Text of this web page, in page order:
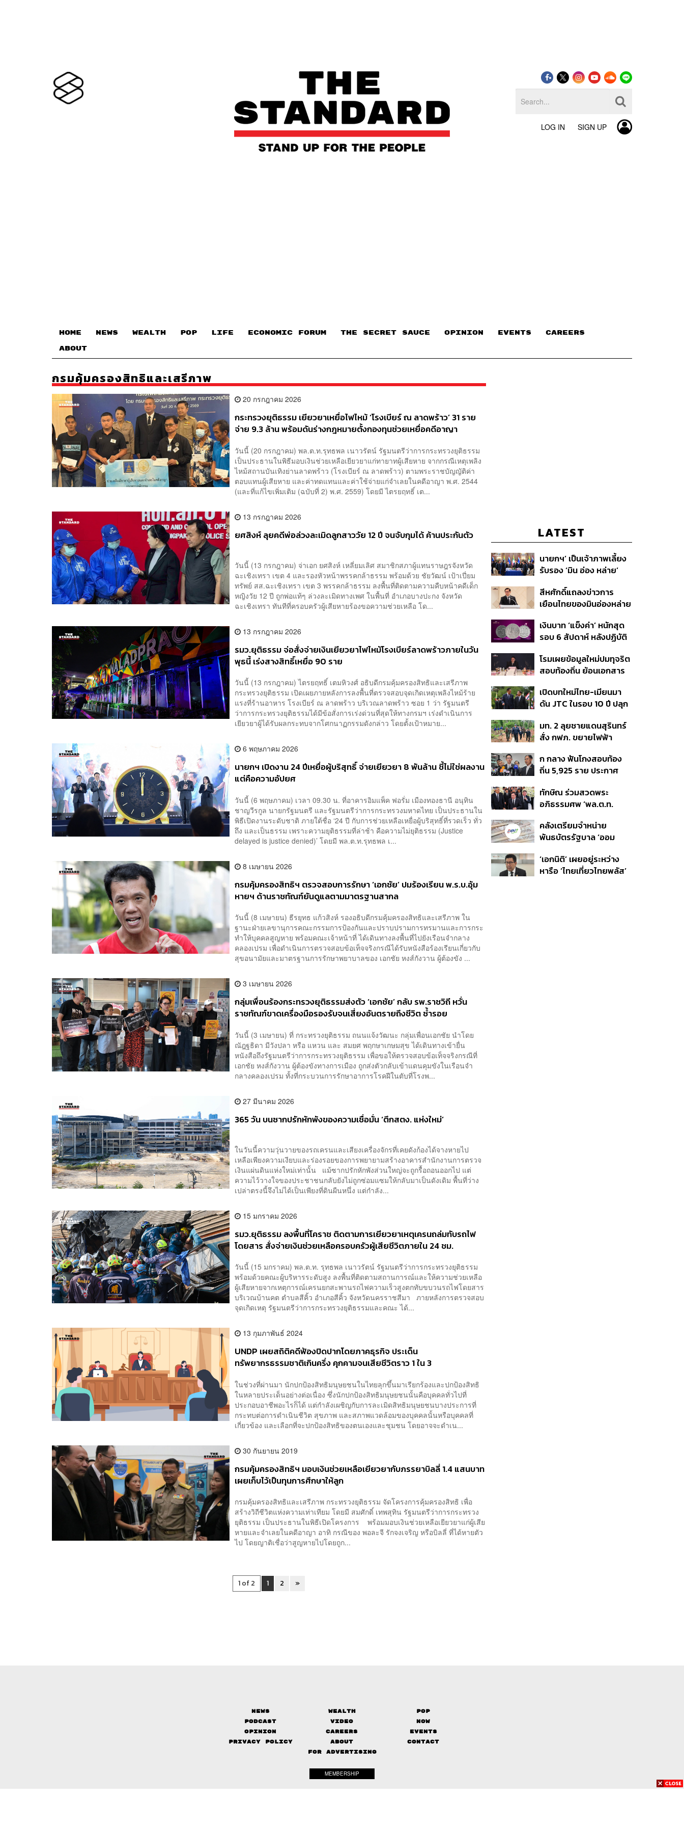
LOG IN SIGN UP
HOME NEWS WEALTH POP LIFE ECONOMIC FORUM THE SECRET SAUCE​ OPINION EVENTS CAREERS
ABOUT
กรมคุ้มครองสิทธิและเสรีภาพ
20 กรกฎาคม 2026
กระทรวงยุติธรรม เยียวยาเหยื่อไฟไหม้ ‘โรงเบียร์ ณ ลาดพร้าว’ 31 ราย
จ่าย 9.3 ล้าน พร้อมดันร่างกฎหมายตั้งกองทุนช่วยเหยื่อคดีอาญา
วันนี้ (20 กรกฎาคม) พล.ต.ท.รุทธพล เนาวรัตน์ รัฐมนตรีว่าการกระทรวงยุติธรรม
เป็นประธานในพิธีมอบเงินช่วยเหลือเยียวยาแก่ทายาทผู้เสียหาย จากกรณีเหตุเพลิง
ไหม้สถานบันเทิงย่านลาดพร้าว (โรงเบียร์ ณ ลาดพร้าว) ตามพระราชบัญญัติค่า
ตอบแทนผู้เสียหาย และค่าทดแทนและค่าใช้จ่ายแก่จำเลยในคดีอาญา พ.ศ. 2544
(และที่แก้ไขเพิ่มเติม (ฉบับที่ 2) พ.ศ. 2559) โดยมี ไตรยฤทธิ์ เต...
13 กรกฎาคม 2026
ยศสิงห์ ลุยคดีพ่อล่วงละเมิดลูกสาววัย 12 ปี จนจับกุมได้ ค้านประกันตัว
วันนี้ (13 กรกฎาคม) จ่าเอก ยศสิงห์ เหลี่ยมเลิศ สมาชิกสภาผู้แทนราษฎรจังหวัด
ฉะเชิงเทรา เขต 4 และรองหัวหน้าพรรคกล้าธรรม พร้อมด้วย ชัยวัฒน์ เป้าเปี่ยม
ทรัพย์ สส.ฉะเชิงเทรา เขต 3 พรรคกล้าธรรม ลงพื้นที่ติดตามความคืบหน้าคดีเด็ก
หญิงวัย 12 ปี ถูกพ่อแท้ๆ ล่วงละเมิดทางเพศ ในพื้นที่ อำเภอบางปะกง จังหวัด
ฉะเชิงเทรา ทันทีที่ครอบครัวผู้เสียหายร้องขอความช่วยเหลือ โด...
13 กรกฎาคม 2026
รมว.ยุติธรรม จ่อสั่งจ่ายเงินเยียวยาไฟไหม้โรงเบียร์ลาดพร้าวภายในวัน
พุธนี้ เร่งสางสิทธิ์เหยื่อ 90 ราย
วันนี้ (13 กรกฎาคม) ไตรยฤทธิ์ เตมหิวงศ์ อธิบดีกรมคุ้มครองสิทธิและเสรีภาพ
กระทรวงยุติธรรม เปิดเผยภายหลังการลงพื้นที่ตรวจสอบจุดเกิดเหตุเพลิงไหม้ร้าย
แรงที่ร้านอาหาร โรงเบียร์ ณ ลาดพร้าว บริเวณลาดพร้าว ซอย 1 ว่า รัฐมนตรี
ว่าการกระทรวงยุติธรรมได้มีข้อสั่งการเร่งด่วนที่สุดให้ทางกรมฯ เร่งดำเนินการ
เยียวยาผู้ได้รับผลกระทบจากโศกนาฏกรรมดังกล่าว โดยตั้งเป้าหมาย...
6 พฤษภาคม 2026
นายกฯ เปิดงาน 24 ปีเหยื่อผู้บริสุทธิ์ จ่ายเยียวยา 8 พันล้าน ชี้ไม่ใช่ผลงาน
แต่คือความอัปยศ
วันนี้ (6 พฤษภาคม) เวลา 09.30 น. ที่อาคารอิมแพ็ค ฟอรั่ม เมืองทองธานี อนุทิน
ชาญวีรกูล นายกรัฐมนตรี และรัฐมนตรีว่าการกระทรวงมหาดไทย เป็นประธานใน
พิธีเปิดงานระดับชาติ ภายใต้ชื่อ ‘24 ปี กับการช่วยเหลือเหยื่อผู้บริสุทธิ์ที่รวดเร็ว ทั่ว
ถึง และเป็นธรรม เพราะความยุติธรรมที่ล่าช้า คือความไม่ยุติธรรม (Justice
delayed is justice denied)’ โดยมี พล.ต.ท.รุทธพล เ...
8 เมษายน 2026
กรมคุ้มครองสิทธิฯ ตรวจสอบการรักษา ‘เอกชัย’ ปมร้องเรียน พ.ร.บ.อุ้ม
หายฯ ด้านราชทัณฑ์ยันดูแลตามมาตรฐานสากล
วันนี้ (8 เมษายน) ธีรยุทธ แก้วสิงห์ รองอธิบดีกรมคุ้มครองสิทธิและเสรีภาพ ใน
ฐานะฝ่ายเลขานุการคณะกรรมการป้องกันและปราบปรามการทรมานและการกระ
ทำให้บุคคลสูญหาย พร้อมคณะเจ้าหน้าที่ ได้เดินทางลงพื้นที่ไปยังเรือนจำกลาง
คลองเปรม เพื่อดำเนินการตรวจสอบข้อเท็จจริงกรณีได้รับหนังสือร้องเรียนเกี่ยวกับ
สุขอนามัยและมาตรฐานการรักษาพยาบาลของ เอกชัย หงส์กังวาน ผู้ต้องขัง ...
3 เมษายน 2026
กลุ่มเพื่อนร้องกระทรวงยุติธรรมส่งตัว ‘เอกชัย’ กลับ รพ.ราชวิถี หวั่น
ราชทัณฑ์ขาดเครื่องมือรองรับจนเสี่ยงอันตรายถึงชีวิต ซ้ำรอย
วันนี้ (3 เมษายน) ที่ กระทรวงยุติธรรม ถนนแจ้งวัฒนะ กลุ่มเพื่อนเอกชัย นำโดย
ณัฎฐธิดา มีวังปลา หรือ แหวน และ สมยศ พฤกษาเกษมสุข ได้เดินทางเข้ายื่น
หนังสือถึงรัฐมนตรีว่าการกระทรวงยุติธรรม เพื่อขอให้ตรวจสอบข้อเท็จจริงกรณีที่
เอกชัย หงส์กังวาน ผู้ต้องขังทางการเมือง ถูกส่งตัวกลับเข้าแดนคุมขังในเรือนจำ
กลางคลองเปรม ทั้งที่กระบวนการรักษาอาการโรคฝีในตับที่โรงพ...
27 มีนาคม 2026
365 วัน บนซากปรักหักพังของความเชื่อมั่น ‘ตึกสตง. แห่งใหม่’
ในวันนี้ความวุ่นวายของรถเครนและเสียงเครื่องจักรที่เคยดังก้องได้จางหายไป
เหลือเพียงความเงียบและร่องรอยของการพยายามสร้างอาคารสำนักงานการตรวจ
เงินแผ่นดินแห่งใหม่เท่านั้น แม้ซากปรักหักพังส่วนใหญ่จะถูกรื้อถอนออกไป แต่
ความไว้วางใจของประชาชนกลับยังไม่ถูกซ่อมแซมให้กลับมาเป็นดังเดิม พื้นที่ว่าง
เปล่าตรงนี้จึงไม่ได้เป็นเพียงที่ดินผืนหนึ่ง แต่กำลัง...
15 มกราคม 2026
รมว.ยุติธรรม ลงพื้นที่โคราช ติดตามการเยียวยาเหตุเครนถล่มทับรถไฟ
โดยสาร สั่งจ่ายเงินช่วยเหลือครอบครัวผู้เสียชีวิตภายใน 24 ชม.
วันนี้ (15 มกราคม) พล.ต.ท. รุทธพล เนาวรัตน์ รัฐมนตรีว่าการกระทรวงยุติธรรม
พร้อมด้วยคณะผู้บริหารระดับสูง ลงพื้นที่ติดตามสถานการณ์และให้ความช่วยเหลือ
ผู้เสียหายจากเหตุการณ์เครนยกสะพานรถไฟความเร็วสูงตกทับขบวนรถไฟโดยสาร
บริเวณบ้านคต ตำบลสีคิ้ว อำเภอสีคิ้ว จังหวัดนครราชสีมา ภายหลังการตรวจสอบ
จุดเกิดเหตุ รัฐมนตรีว่าการกระทรวงยุติธรรมและคณะ ได้...
13 กุมภาพันธ์ 2024
UNDP เผยสถิติคดีฟ้องปิดปากโดยภาคธุรกิจ ประเด็น
ทรัพยากรธรรมชาติเกินครึ่ง คุกคามจนเสียชีวิตราว 1 ใน 3
ในช่วงที่ผ่านมา นักปกป้องสิทธิมนุษยชนในไทยลุกขึ้นมาเรียกร้องและปกป้องสิทธิ
ในหลายประเด็นอย่างต่อเนื่อง ซึ่งนักปกป้องสิทธิมนุษยชนนั้นคือบุคคลทั่วไปที่
ประกอบอาชีพอะไรก็ได้ แต่กำลังเผชิญกับการละเมิดสิทธิมนุษยชนบางประการที่
กระทบต่อการดำเนินชีวิต สุขภาพ และสภาพแวดล้อมของบุคคลนั้นหรือบุคคลที่
เกี่ยวข้อง และเลือกที่จะปกป้องสิทธิของตนเองและชุมชน โดยอาจจะดำเน...
30 กันยายน 2019
กรมคุ้มครองสิทธิฯ มอบเงินช่วยเหลือเยียวยากับภรรยาบิลลี่ 1.4 แสนบาท
เผยเก็บไว้เป็นทุนการศึกษาให้ลูก
กรมคุ้มครองสิทธิและเสรีภาพ กระทรวงยุติธรรม จัดโครงการคุ้มครองสิทธิ เพื่อ
สร้างวิถีชีวิตแห่งความเท่าเทียม โดยมี สมศักดิ์ เทพสุทิน รัฐมนตรีว่าการกระทรวง
ยุติธรรม เป็นประธานในพิธีเปิดโครงการ พร้อมมอบเงินช่วยเหลือเยียวยาแก่ผู้เสีย
หายและจำเลยในคดีอาญา อาทิ กรณีของ พอละจี รักจงเจริญ หรือบิลลี่ ที่ได้หายตัว
ไป โดยญาติเชื่อว่าสูญหายไปโดยถูก...
1 of 2 1 2 »
LATEST
นายกฯ’ เป็นเจ้าภาพเลี้ยง
รับรอง ‘มิน อ่อง หล่าย’
ร่วมงาน
สีหศักดิ์แถลงข่าวการ
เยือนไทยของมินอ่องหล่าย
สร้างสรรค์ ตรงไปตรงมา
ย้ำต้องการให้เมียนมากลับ
เงินบาท ‘แข็งค่า’ หนักสุด
รอบ 6 สัปดาห์ หลังปฏิบัติ
สหรัฐฯ-ญี่ปุ่น Standard
Chartered เปิดเป้าสิ้นปีนี้
ต่อดอลลาร์
โรมเผยข้อมูลใหม่ปมทุจริต
สอบท้องถิ่น ย้อนเอกสาร
อนุทิน จ่อสอบต่อเอี่ยว
ตัดตอน ม.บูรพา หรือไม่
เปิดบทใหม่ไทย-เมียนมา
ดัน JTC ในรอบ 10 ปี ปลุก
ชายแดน ท่าเรือน้ำลึก
ทวาย
มท. 2 ลุยชายแดนสุรินทร์
สั่ง กฟภ. ขยายไฟฟ้า
350’ เสริมความมั่นคง
ชายแดน
ก กลาง ฟันโกงสอบท้อง
ถิ่น 5,925 ราย ประกาศ
ราย รอ ป.ป.ช. ขีดเส้นแล้ว
เสร็จ 31 ส.ค.
ทักษิณ ร่วมสวดพระ
อภิธรรมศพ ‘พล.ต.ท.
สิน’ สิริอายุ 103 ปี แกนนำ
เพื่อไทย-บุคคลหลาก
คลังเตรียมจำหน่าย
พันธบัตรรัฐบาล ‘ออม
ก.ย.นี้ อาจเพิ่มสัดส่วนการ
ขายแบบ Small Lot First
‘เอกนิติ’ เผยอยู่ระหว่าง
หารือ ‘ไทยเที่ยวไทยพลัส’
News Wealth
Pop
Podcast
Video
Now
Opinion
Careers
Events
Privacy Policy
About
Contact
FOR ADVERTISING
MEMBERSHIP